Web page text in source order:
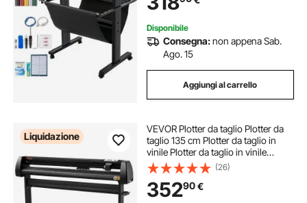
ecc.
Disponibile
Consegna:non appena Sab.
Ago. 15
Aggiungi al carrello
Liquidazione
VEVOR Plotter da taglio Plotter da
taglio 135 cm Plotter da taglio in
vinile Plotter da taglio in vinile
Macchina con plotter Signmaster
Software Plotter
(26)
35290€